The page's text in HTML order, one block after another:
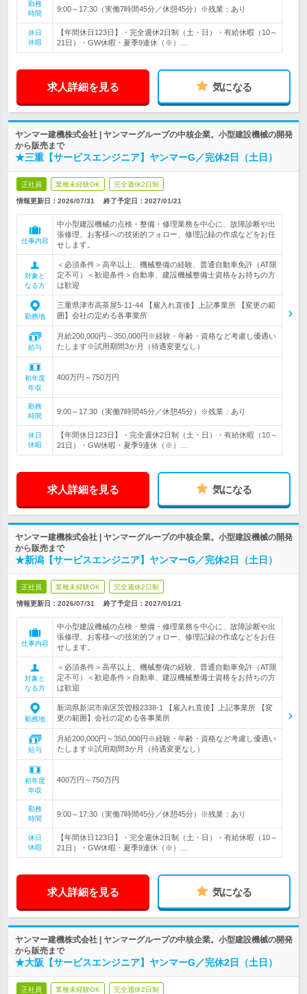
勤務
時間
9:00～17:30（実働7時間45分／休憩45分）※残業：あり
休日
休暇
【年間休日123日】・完全週休2日制（土・日）・有給休暇（10～
21日）・GW休暇・夏季9連休（※）…
求人詳細を見る 気になる
ヤンマー建機株式会社 | ヤンマーグループの中核企業。小型建設機械の開発
から販売まで
★三重【サービスエンジニア】ヤンマーG／完休2日（土日）
正社員 業種未経験OK 完全週休2日制
情報更新日：2026/07/31 終了予定日： 2027/01/21
仕事内容
中小型建設機械の点検・整備・修理業務を中心に、故障診断や出
張修理、お客様への技術的フォロー、修理記録の作成などをお任
せします。
対象と
なる方
＜必須条件＞高卒以上、機械整備の経験、普通自動車免許（AT限
定不可）＜歓迎条件＞自動車、建設機械整備士資格をお持ちの方
は歓迎
勤務地
三重県津市高茶屋5-11-44 【雇入れ直後】上記事業所 【変更の範
囲】会社の定める各事業所
給与
月給200,000円～350,000円※経験・年齢・資格など考慮し優遇い
たします※試用期間3か月（待遇変更なし）
初年度
年収
400万円～750万円
勤務
時間
9:00～17:30（実働7時間45分／休憩45分）※残業：あり
休日
休暇
【年間休日123日】・完全週休2日制（土・日）・有給休暇（10～
21日）・GW休暇・夏季9連休（※）…
求人詳細を見る 気になる
ヤンマー建機株式会社 | ヤンマーグループの中核企業。小型建設機械の開発
から販売まで
★新潟【サービスエンジニア】ヤンマーG／完休2日（土日）
正社員 業種未経験OK 完全週休2日制
情報更新日：2026/07/31 終了予定日： 2027/01/21
仕事内容
中小型建設機械の点検・整備・修理業務を中心に、故障診断や出
張修理、お客様への技術的フォロー、修理記録の作成などをお任
せします。
対象と
なる方
＜必須条件＞高卒以上、機械整備の経験、普通自動車免許（AT限
定不可）＜歓迎条件＞自動車、建設機械整備士資格をお持ちの方
は歓迎
勤務地
新潟県新潟市南区茨曽根2338-1 【雇入れ直後】上記事業所 【変
更の範囲】会社の定める各事業所
給与
月給200,000円～350,000円※経験・年齢・資格など考慮し優遇い
たします※試用期間3か月（待遇変更なし）
初年度
年収
400万円～750万円
勤務
時間
9:00～17:30（実働7時間45分／休憩45分）※残業：あり
休日
休暇
【年間休日123日】・完全週休2日制（土・日）・有給休暇（10～
21日）・GW休暇・夏季9連休（※）…
求人詳細を見る 気になる
ヤンマー建機株式会社 | ヤンマーグループの中核企業。小型建設機械の開発
から販売まで
★大阪【サービスエンジニア】ヤンマーG／完休2日（土日）
正社員 業種未経験OK 完全週休2日制